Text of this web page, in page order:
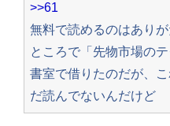
>>61
無料で読めるのはあり
ところで「先物市場の
書室で借りたのだが、
だ読んでないんだけど